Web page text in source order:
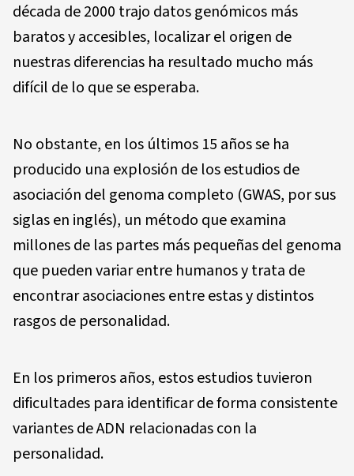
década de 2000 trajo datos genómicos más
baratos y accesibles, localizar el origen de
nuestras diferencias ha resultado mucho más
difícil de lo que se esperaba.
No obstante, en los últimos 15 años se ha
producido una explosión de los estudios de
asociación del genoma completo (GWAS, por sus
siglas en inglés), un método que examina
millones de las partes más pequeñas del genoma
que pueden variar entre humanos y trata de
encontrar asociaciones entre estas y distintos
rasgos de personalidad.
En los primeros años, estos estudios tuvieron
dificultades para identificar de forma consistente
variantes de ADN relacionadas con la
personalidad.